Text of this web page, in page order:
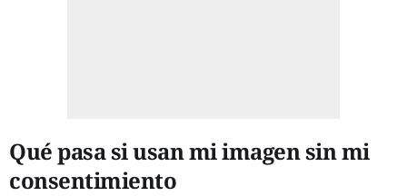
Qué pasa si usan mi imagen sin mi
consentimiento